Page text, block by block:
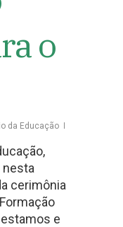
o
da Educação
nesta
cerimônia
e